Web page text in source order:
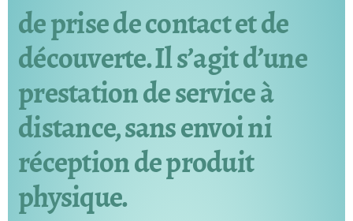
de prise de contact et de
découverte. Il s’agit d’une
prestation de service à
distance, sans envoi ni
réception de produit
physique.